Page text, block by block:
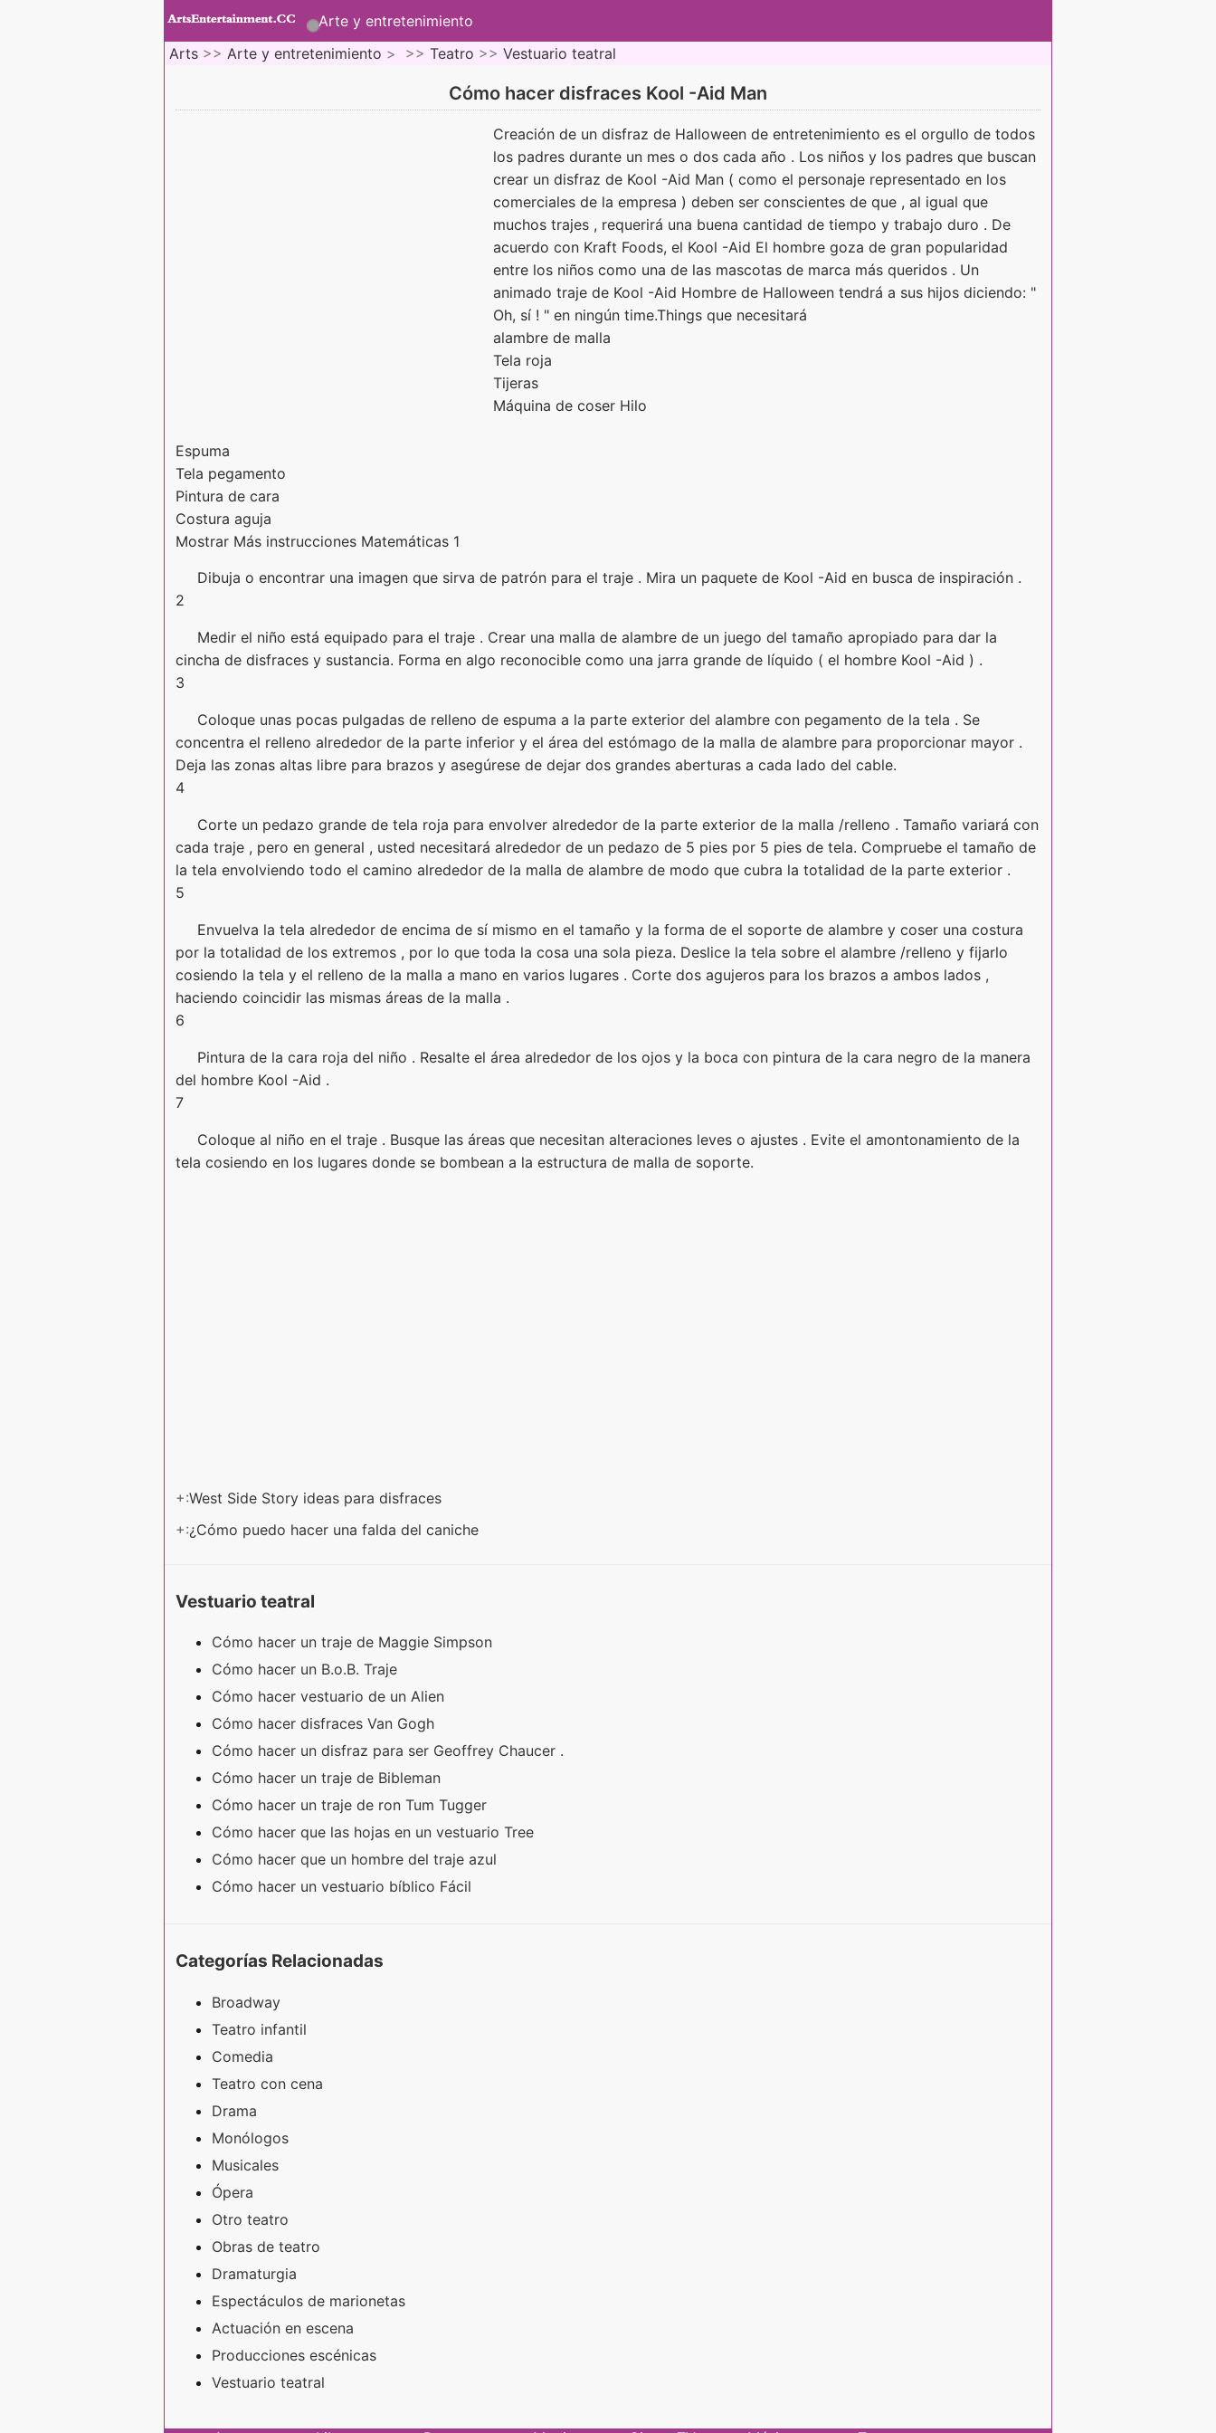
Arte y entretenimiento
Arts >> Arte y entretenimiento > >> Teatro >> Vestuario teatral
Cómo hacer disfraces Kool -Aid Man
Creación de un disfraz de Halloween de entretenimiento es el orgullo de todos
los padres durante un mes o dos cada año . Los niños y los padres que buscan
crear un disfraz de Kool -Aid Man ( como el personaje representado en los
comerciales de la empresa ) deben ser conscientes de que , al igual que
muchos trajes , requerirá una buena cantidad de tiempo y trabajo duro . De
acuerdo con Kraft Foods, el Kool -Aid El hombre goza de gran popularidad
entre los niños como una de las mascotas de marca más queridos . Un
animado traje de Kool -Aid Hombre de Halloween tendrá a sus hijos diciendo: "
Oh, sí ! " en ningún time.Things que necesitará
alambre de malla
Tela roja
Tijeras
Máquina de coser Hilo
Espuma
Tela pegamento
Pintura de cara
Costura aguja
Mostrar Más instrucciones Matemáticas 1
Dibuja o encontrar una imagen que sirva de patrón para el traje . Mira un paquete de Kool -Aid en busca de inspiración .
2
Medir el niño está equipado para el traje . Crear una malla de alambre de un juego del tamaño apropiado para dar la
cincha de disfraces y sustancia. Forma en algo reconocible como una jarra grande de líquido ( el hombre Kool -Aid ) .
3
Coloque unas pocas pulgadas de relleno de espuma a la parte exterior del alambre con pegamento de la tela . Se
concentra el relleno alrededor de la parte inferior y el área del estómago de la malla de alambre para proporcionar mayor .
Deja las zonas altas libre para brazos y asegúrese de dejar dos grandes aberturas a cada lado del cable.
4
Corte un pedazo grande de tela roja para envolver alrededor de la parte exterior de la malla /relleno . Tamaño variará con
cada traje , pero en general , usted necesitará alrededor de un pedazo de 5 pies por 5 pies de tela. Compruebe el tamaño de
la tela envolviendo todo el camino alrededor de la malla de alambre de modo que cubra la totalidad de la parte exterior .
5
Envuelva la tela alrededor de encima de sí mismo en el tamaño y la forma de el soporte de alambre y coser una costura
por la totalidad de los extremos , por lo que toda la cosa una sola pieza. Deslice la tela sobre el alambre /relleno y fijarlo
cosiendo la tela y el relleno de la malla a mano en varios lugares . Corte dos agujeros para los brazos a ambos lados ,
haciendo coincidir las mismas áreas de la malla .
6
Pintura de la cara roja del niño . Resalte el área alrededor de los ojos y la boca con pintura de la cara negro de la manera
del hombre Kool -Aid .
7
Coloque al niño en el traje . Busque las áreas que necesitan alteraciones leves o ajustes . Evite el amontonamiento de la
tela cosiendo en los lugares donde se bombean a la estructura de malla de soporte.
+:West Side Story ideas para disfraces
+:¿Cómo puedo hacer una falda del caniche
Vestuario teatral
Cómo hacer un traje de Maggie Simpson
Cómo hacer un B.o.B. Traje
Cómo hacer vestuario de un Alien
Cómo hacer disfraces Van Gogh
Cómo hacer un disfraz para ser Geoffrey Chaucer .
Cómo hacer un traje de Bibleman
Cómo hacer un traje de ron Tum Tugger
Cómo hacer que las hojas en un vestuario Tree
Cómo hacer que un hombre del traje azul
Cómo hacer un vestuario bíblico Fácil
Categorías Relacionadas
Broadway
Teatro infantil
Comedia
Teatro con cena
Drama
Monólogos
Musicales
Ópera
Otro teatro
Obras de teatro
Dramaturgia
Espectáculos de marionetas
Actuación en escena
Producciones escénicas
Vestuario teatral